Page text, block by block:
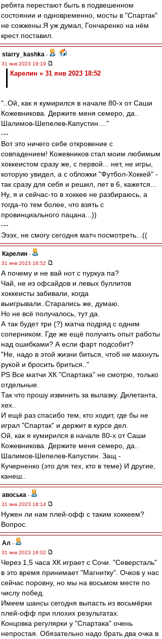
ребята перестают быть в подвешенном
состоянии и одновременно, мосты в "Спартак"
не сожжены.Я уж думал, Гончаренко на нём
крест поставил.
starry_kashka -
31 янв 2023 19:19
Карелин » 31 янв 2023 18:52
"..Ой, как я кумирился в начале 80-х от Саши
Кожевникова. Держите меня семеро, да..
Шалимов-Шепелев-Капустин...."
---
Вот это ничего себе откровение с
совпадением! Кожевников стал моим любимым
хоккеистом сразу же, с первой... нет, не игры,
которую увидел, а с обложки "Футбол-Хоккей" -
так сразу для себя и решил, лет в 6, кажется...
Ну, я и сейчас-то в хоккее не разбираюсь, а
тогда-то тем более, что взять с
провинциального пацана...))
---
Эээх, не смогу сегодня матч посмотреть...((
Карелин -
31 янв 2023 18:52
А почему и не вай нот с пуркуа па?
Чай, не из офсайдов и левых буллитов
хоккеисты забивали, когда
выигрывали..Старались же, думаю.
Но не всё получалось, тут да.
А так будет три (?) матча подряд с одним
соперником. Где же ещё получить опыт работы
над ошибками? А если фарт подсобит?
"Не, надо в этой жизни биться, чтоб не махнуть
рукой и бросить бриться.."
PS Все матчи ХК "Спартака" не смотрю, только
отдельные.
Так что прошу извинить за вылазку. Дилетанта,
хех..
И ещё раз спасибо тем, кто ходит, где бы не
играл "Спартак" и держит в курсе дел.
Ой, как я кумирился в начале 80-х от Саши
Кожевникова. Держите меня семеро, да..
Шалимов-Шепелев-Капустин. Защ -
Кучерненко (это для тех, кто в теме) И другие,
канеш..
авоська -
31 янв 2023 18:14
Нужен ли нам плей-офф с таким хоккеем?
Вопрос.
Ал -
31 янв 2023 18:02
Через 1,5 часа ХК играет с Сочи. "Северсталь"
в это время принимает "Магнитку". Очков у нас
сейчас поровну, но мы на восьмом месте по
числу побед.
Имеем шансы сегодня выпасть из восьмёрки
плей-офф при плохих результатах.
Концовка регулярки у "Спартака" очень
непростая. Обязательно надо брать два очка в